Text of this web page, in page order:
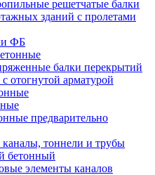
решетчатые балки
зданий с пролетами
ФБ
балки перекрытий
отогнутой арматурой
предварительно
тоннели и трубы
бетонный
элементы каналов